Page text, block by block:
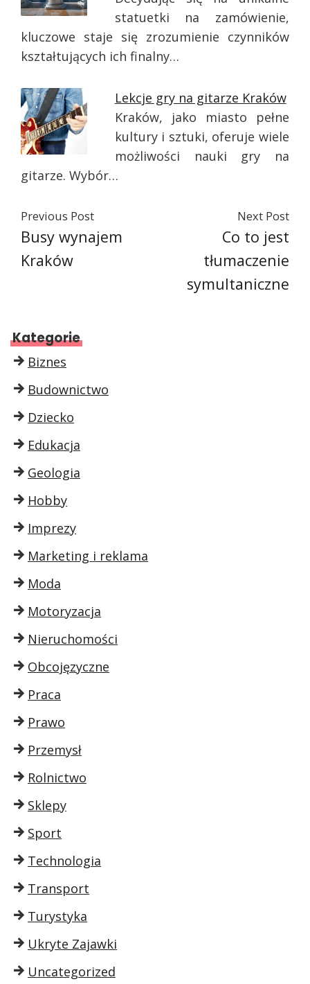
statuetki na zamówienie,
kluczowe staje się zrozumienie czynników
kształtujących ich finalny…
Lekcje gry na gitarze Kraków
Kraków, jako miasto pełne
kultury i sztuki, oferuje wiele
możliwości nauki gry na
gitarze. Wybór…
Previous Post
Busy wynajem
Kraków
Next Post
Co to jest
tłumaczenie
symultaniczne
Kategorie
Biznes
Budownictwo
Dziecko
Edukacja
Geologia
Hobby
Imprezy
Marketing i reklama
Moda
Motoryzacja
Nieruchomości
Obcojęzyczne
Praca
Prawo
Przemysł
Rolnictwo
Sklepy
Sport
Technologia
Transport
Turystyka
Ukryte Zajawki
Uncategorized